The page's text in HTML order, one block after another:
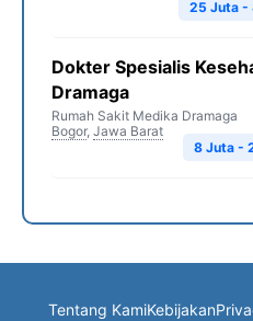
25 Juta -
Dokter Spesialis
Dramaga
Rumah Sakit Medika Dramaga
Bogor, Jawa Barat
8 Juta -
Tentang KamiKebijakan